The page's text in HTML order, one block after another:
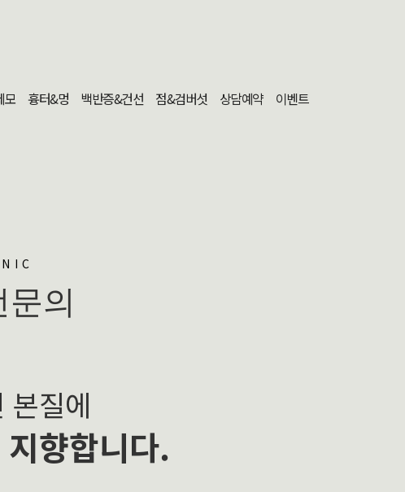
모 흉터&멍 백반증&건선 점&검버섯 상담예약 이벤트
의
본질에
향합니다.